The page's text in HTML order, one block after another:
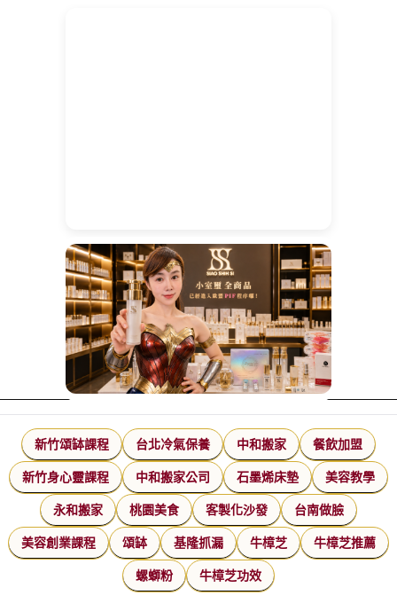
新竹頌缽課程 台北冷氣保養 中和搬家 餐飲加盟
新竹身心靈課程 中和搬家公司 石墨烯床墊 美容教學
永和搬家 桃園美食 客製化沙發 台南做臉
美容創業課程 頌缽 基隆抓漏 牛樟芝 牛樟芝推薦
螺螄粉 牛樟芝功效